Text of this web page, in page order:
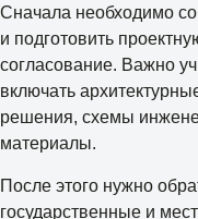
Сначала необходимо
и подготовить
согласование. Важно
включать
решения, схемы
материалы.
После этого нужно
государственные и